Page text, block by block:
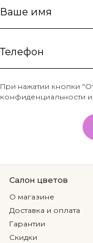
Ваше
Телефон
*
При нажатии кнопки
конфиденциальности
Салон цветов
О магазине
Доставка и оплата
Гарантии
Скидки